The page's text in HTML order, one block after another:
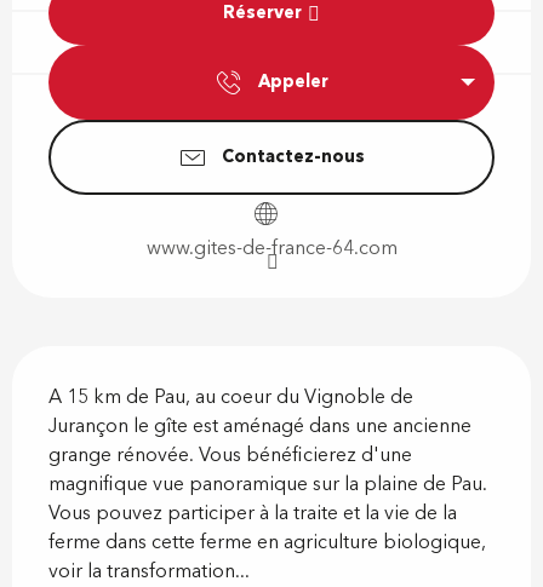
Réserver
Appeler
Contactez-nous
www.gites-de-france-64.com
A 15 km de Pau, au coeur du Vignoble de
Jurançon le gîte est aménagé dans une ancienne
grange rénovée. Vous bénéficierez d'une
magnifique vue panoramique sur la plaine de Pau.
Vous pouvez participer à la traite et la vie de la
ferme dans cette ferme en agriculture biologique,
voir la transformation...